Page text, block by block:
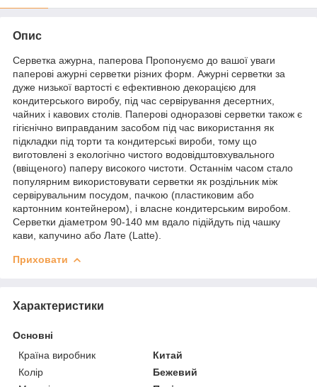
Опис
Серветка ажурна, паперова Пропонуємо до вашої уваги
паперові ажурні серветки різних форм. Ажурні серветки за
дуже низької вартості є ефективною декорацією для
кондитерського виробу, під час сервірування десертних,
чайних і кавових столів. Паперові одноразові серветки також є
гігієнічно виправданим засобом під час використання як
підкладки під торти та кондитерські вироби, тому що
виготовлені з екологічно чистого водовідштовхувального
(ввіщеного) паперу високого чистоти. Останнім часом стало
популярним використовувати серветки як роздільник між
сервірувальним посудом, пачкою (пластиковим або
картонним контейнером), і власне кондитерським виробом.
Серветки діаметром 90-140 мм вдало підійдуть під чашку
кави, капучино або Лате (Latte).
Приховати
Характеристики
Основні
Країна виробник
Китай
Колір
Бежевий